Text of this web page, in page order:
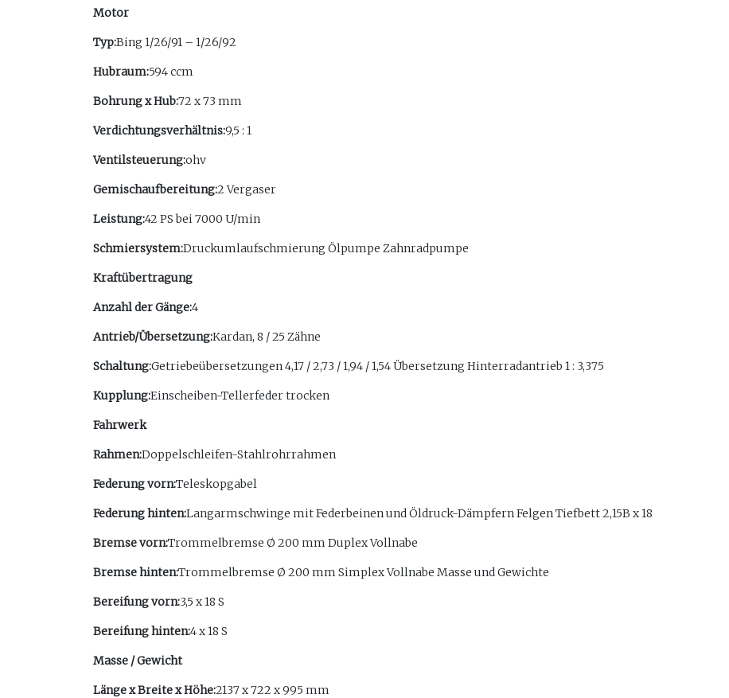
Motor
Typ:Bing 1/26/91 – 1/26/92
Hubraum:594 ccm
Bohrung x Hub:72 x 73 mm
Verdichtungsverhältnis:9,5 : 1
Ventilsteuerung:ohv
Gemischaufbereitung:2 Vergaser
Leistung:42 PS bei 7000 U/min
Schmiersystem:Druckumlaufschmierung Ölpumpe Zahnradpumpe
Kraftübertragung
Anzahl der Gänge:4
Antrieb/Übersetzung:Kardan, 8 / 25 Zähne
Schaltung:Getriebeübersetzungen 4,17 / 2,73 / 1,94 / 1,54 Übersetzung Hinterradantrieb 1 : 3,375
Kupplung:Einscheiben-Tellerfeder trocken
Fahrwerk
Rahmen:Doppelschleifen-Stahlrohrrahmen
Federung vorn:Teleskopgabel
Federung hinten:Langarmschwinge mit Federbeinen und Öldruck-Dämpfern Felgen Tiefbett 2,15B x 18
Bremse vorn:Trommelbremse Ø 200 mm Duplex Vollnabe
Bremse hinten:Trommelbremse Ø 200 mm Simplex Vollnabe Masse und Gewichte
Bereifung vorn:3,5 x 18 S
Bereifung hinten:4 x 18 S
Masse / Gewicht
Länge x Breite x Höhe:2137 x 722 x 995 mm